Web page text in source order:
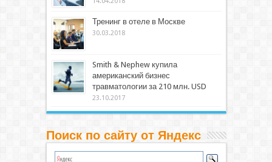
Тренинг в отеле в Москве
30.03.2018
Smith & Nephew купила
американский бизнес
травматологии за 210 млн. USD
23.10.2017
Поиск по сайту от Яндекс